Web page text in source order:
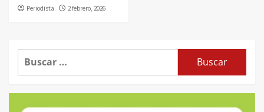
Periodista 2 febrero, 2026
Buscar: